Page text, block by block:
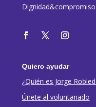
Dignidad&compromiso
Quiero ayudar
¿Quién es Jorge
Únete al voluntariado